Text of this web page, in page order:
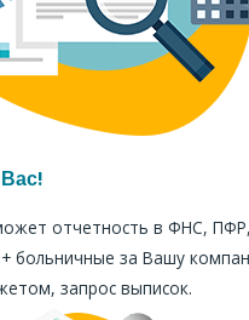
отчетность в ФНС, ПФР,
больничные за Вашу
запрос выписок.